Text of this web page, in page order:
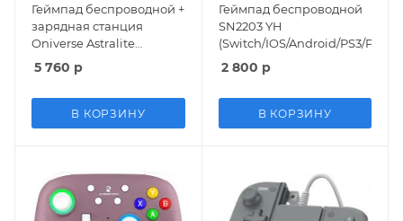
Геймпад беспроводной +
зарядная станция
Oniverse Astralite
Controller Wireless
(802849) (Smoked Black)
(Switch/IOS/Android/PC)
5 760 р
В КОРЗИНУ
Геймпад беспроводной
SN2203 YH
(Switch/IOS/Android/PS3/PS4/
2 800 р
В КОРЗИНУ